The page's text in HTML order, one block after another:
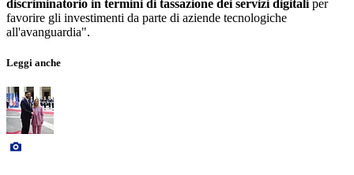
discriminatorio in termini di tassazione dei servizi digitali per
favorire gli investimenti da parte di aziende tecnologiche
all'avanguardia".
Leggi anche